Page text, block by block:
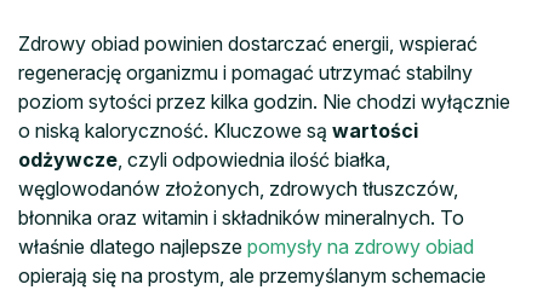
Zdrowy obiad powinien dostarczać energii, wspierać
regenerację organizmu i pomagać utrzymać stabilny
poziom sytości przez kilka godzin. Nie chodzi wyłącznie
o niską kaloryczność. Kluczowe są wartości
odżywcze, czyli odpowiednia ilość białka,
węglowodanów złożonych, zdrowych tłuszczów,
błonnika oraz witamin i składników mineralnych. To
właśnie dlatego najlepsze pomysły na zdrowy obiad
opierają się na prostym, ale przemyślanym schemacie